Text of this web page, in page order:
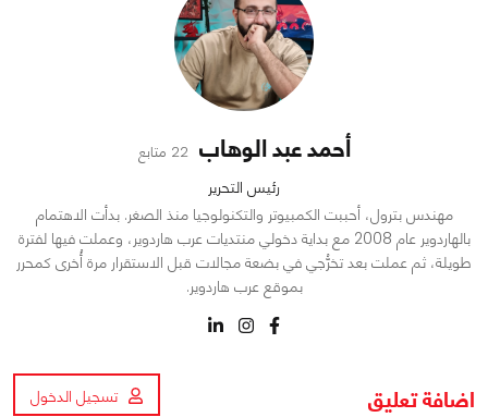
أحمد عبد الوهاب 22 متابع
رئيس التحرير
مهندس بترول، أحببت الكمبيوتر والتكنولوجيا منذ الصغر. بدأت الاهتمام
بالهاردوير عام 2008 مع بداية دخولي منتديات عرب هاردوير، وعملت فيها لفترة
طويلة، ثم عملت بعد تخرُّجي في بضعة مجالات قبل الاستقرار مرة أُخرى كمحرر
بموقع عرب هاردوير.
اضافة تعليق تسجيل الدخول